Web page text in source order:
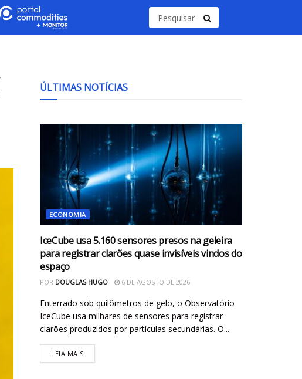
ÚLTIMAS NOTÍCIAS
ECONOMIA
IceCube usa 5.160 sensores presos na geleira
para registrar clarões quase invisíveis vindos do
espaço
POR DOUGLAS HUGO 6 DE AGOSTO DE 2026
Enterrado sob quilômetros de gelo, o Observatório
IceCube usa milhares de sensores para registrar
clarões produzidos por partículas secundárias. O...
LEIA MAIS